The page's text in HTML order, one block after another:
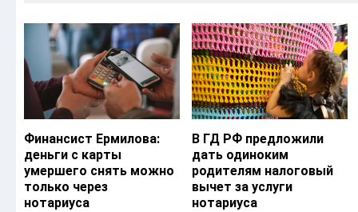
Финансист Ермилова:
деньги с карты
умершего снять можно
только через
нотариуса
В ГД РФ предложили
дать одиноким
родителям налоговый
вычет за услуги
нотариуса